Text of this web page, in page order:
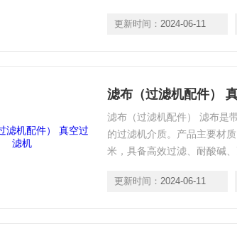
更新时间： 2024-06-11
滤布（过滤机配件）
滤布（过滤机配件） 滤布是
的过滤机介质。产品主要材
米，具备高效过滤、耐酸碱、
更新时间： 2024-06-11